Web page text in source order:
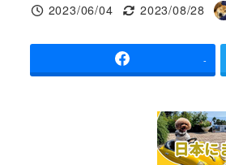
投稿日
2023/06/04
更新日
2023/08/28
著
-